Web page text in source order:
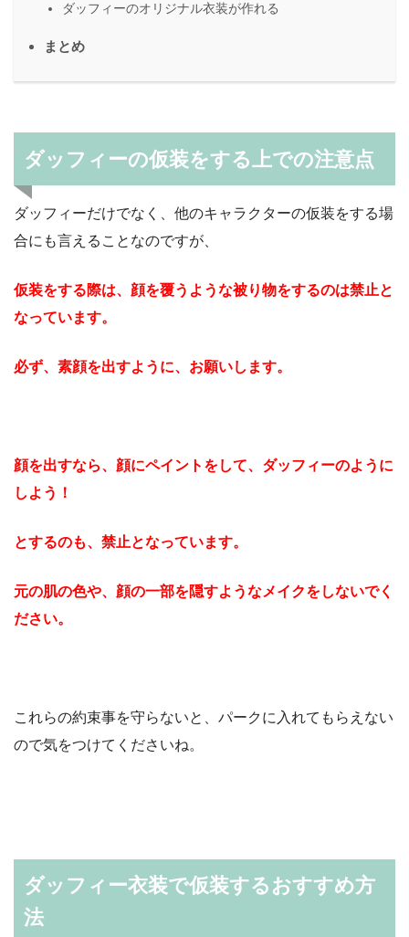
ダッフィーのオリジナル衣装が作れる
まとめ
ダッフィーの仮装をする上での注意点
ダッフィーだけでなく、他のキャラクターの仮装をする場
合にも言えることなのですが、
仮装をする際は、顔を覆うような被り物をするのは禁止と
なっています。
必ず、素顔を出すように、お願いします。
顔を出すなら、顔にペイントをして、ダッフィーのように
しよう！
とするのも、禁止となっています。
元の肌の色や、顔の一部を隠すようなメイクをしないでく
ださい。
これらの約束事を守らないと、パークに入れてもらえない
ので気をつけてくださいね。
ダッフィー衣装で仮装するおすすめ方
法